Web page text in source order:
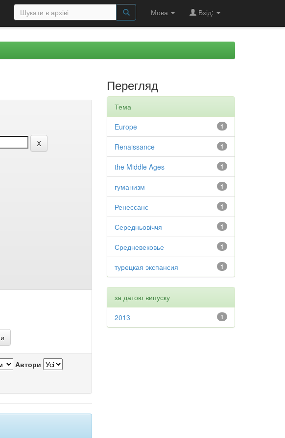
Мова Вхід:
Автори
Перегляд
Тема
1
Europe
1
Renaissance
1
the Middle Ages
1
гуманизм
1
Ренессанс
1
Середньовіччя
1
Средневековье
1
турецкая экспансия
за датою випуску
1
2013